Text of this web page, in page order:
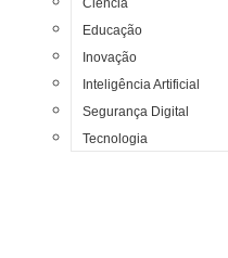
Ciência
Educação
Inovação
Inteligência Artificial
Segurança Digital
Tecnologia